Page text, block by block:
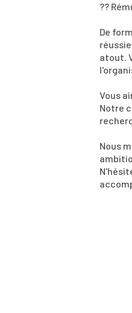
??
De
atout.
Vous
Notre
Nous